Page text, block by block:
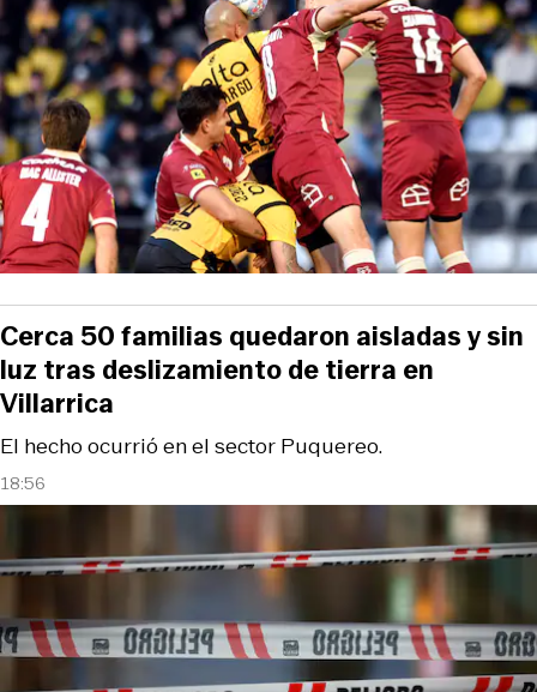
18:56
El hecho ocurrió en el sector Puquereo.
Cerca 50 familias quedaron aisladas y sin
luz tras deslizamiento de tierra en
Villarrica